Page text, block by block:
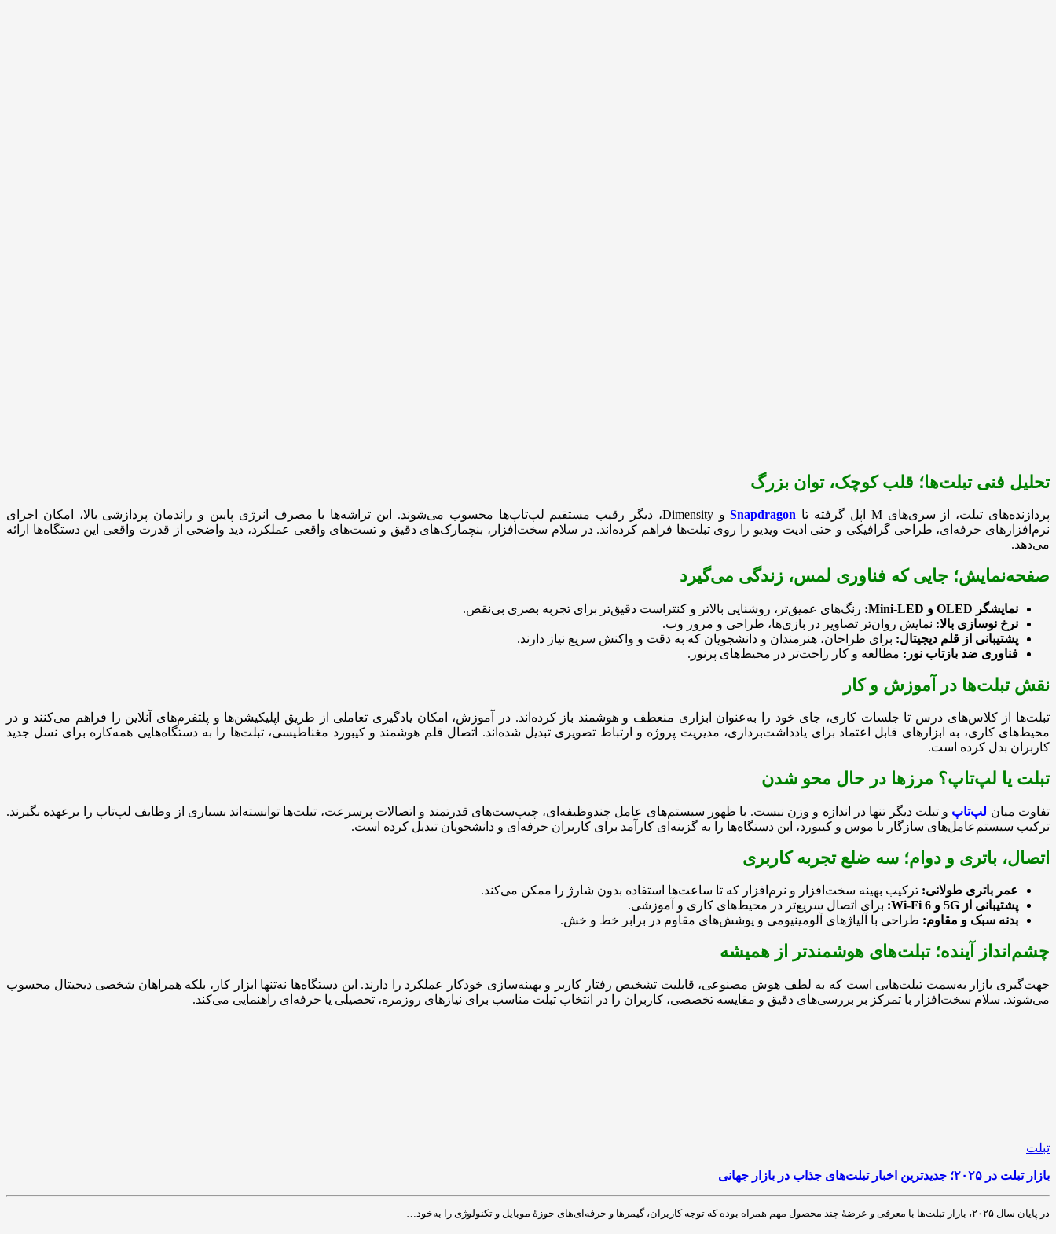
تحلیل فنی تبلت‌ها؛ قلب کوچک، توان بزرگ
پردازنده‌های تبلت، از سری‌های M اپل گرفته تا Snapdragon
و Dimensity، دیگر رقیب مستقیم لپ‌تاپ‌ها محسوب می‌شوند. این تراشه‌ها با مصرف انرژی پایین و راندمان پردازشی بالا، امکان اجرای
نرم‌افزارهای حرفه‌ای، طراحی گرافیکی و حتی ادیت ویدیو را روی تبلت‌ها فراهم کرده‌اند. در سلام سخت‌افزار، بنچمارک‌های دقیق و تست‌های واقعی عملکرد، دید واضحی از قدرت واقعی این دستگاه‌ها ارائه
می‌دهد.
صفحه‌نمایش؛ جایی که فناوری لمس، زندگی می‌گیرد
نمایشگر OLED و Mini-LED:
رنگ‌های عمیق‌تر، روشنایی بالاتر و کنتراست دقیق‌تر برای تجربه بصری بی‌نقص.
نرخ نوسازی بالا: نمایش روان‌تر تصاویر در بازی‌ها، طراحی و مرور وب.
پشتیبانی از قلم دیجیتال: برای طراحان، هنرمندان و دانشجویان که به دقت و واکنش سریع نیاز دارند.
فناوری ضد بازتاب نور: مطالعه و کار راحت‌تر در محیط‌های پرنور.
نقش تبلت‌ها در آموزش و کار
تبلت‌ها از کلاس‌های درس تا جلسات کاری، جای خود را به‌عنوان ابزاری منعطف و هوشمند باز کرده‌اند. در آموزش، امکان یادگیری تعاملی از طریق اپلیکیشن‌ها و پلتفرم‌های آنلاین را فراهم می‌کنند و در
محیط‌های کاری، به ابزارهای قابل اعتماد برای یادداشت‌برداری، مدیریت پروژه و ارتباط تصویری تبدیل شده‌اند. اتصال قلم هوشمند و کیبورد مغناطیسی، تبلت‌ها را به دستگاه‌هایی همه‌کاره برای نسل جدید
کاربران بدل کرده است.
تبلت یا لپ‌تاپ؟ مرزها در حال محو شدن
تفاوت میان لپ‌تاپ و تبلت دیگر تنها در اندازه و وزن نیست. با ظهور سیستم‌های عامل چندوظیفه‌ای، چیپ‌ست‌های قدرتمند و اتصالات پرسرعت، تبلت‌ها توانسته‌اند بسیاری از وظایف لپ‌تاپ را برعهده بگیرند.
ترکیب سیستم‌عامل‌های سازگار با موس و کیبورد، این دستگاه‌ها را به گزینه‌ای کارآمد برای کاربران حرفه‌ای و دانشجویان تبدیل کرده است.
اتصال، باتری و دوام؛ سه ضلع تجربه کاربری
عمر باتری طولانی: ترکیب بهینه سخت‌افزار و نرم‌افزار که تا ساعت‌ها استفاده بدون شارژ را ممکن می‌کند.
پشتیبانی از 5G و Wi-Fi 6:
برای اتصال سریع‌تر در محیط‌های کاری و آموزشی.
بدنه سبک و مقاوم: طراحی با آلیاژهای آلومینیومی و پوشش‌های مقاوم در برابر خط و خش.
چشم‌انداز آینده؛ تبلت‌های هوشمندتر از همیشه
جهت‌گیری بازار به‌سمت تبلت‌هایی است که به لطف هوش مصنوعی، قابلیت تشخیص رفتار کاربر و بهینه‌سازی خودکار عملکرد را دارند. این دستگاه‌ها نه‌تنها ابزار کار، بلکه همراهان شخصی دیجیتال محسوب
می‌شوند. سلام سخت‌افزار با تمرکز بر بررسی‌های دقیق و مقایسه تخصصی، کاربران را در انتخاب تبلت مناسب برای نیازهای روزمره، تحصیلی یا حرفه‌ای راهنمایی می‌کند.
تبلت
بازار تبلت در ۲۰۲۵؛ جدیدترین اخبار تبلت‌های جذاب در بازار جهانی
در پایان سال ۲۰۲۵، بازار تبلت‌ها با معرفی و عرضهٔ چند محصول مهم همراه بوده که توجه کاربران، گیمرها و حرفه‌ای‌های حوزهٔ موبایل و تکنولوژی را به‌خود…